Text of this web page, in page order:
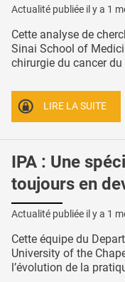
Actualité publiée il y a 1
Cette analyse de
Sinai School of
chirurgie du cancer
LIRE LA SUITE
IPA : Une
toujours en
Actualité publiée il y a 1
Cette équipe du
University of the
l’évolution de la